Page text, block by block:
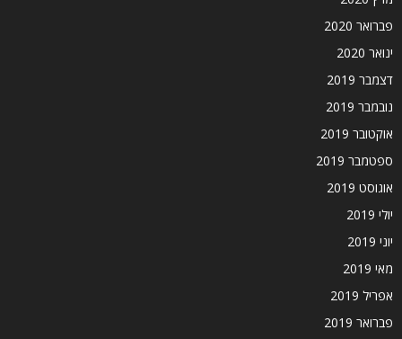
פברואר 2020
ינואר 2020
דצמבר 2019
נובמבר 2019
אוקטובר 2019
ספטמבר 2019
אוגוסט 2019
יולי 2019
יוני 2019
מאי 2019
אפריל 2019
פברואר 2019